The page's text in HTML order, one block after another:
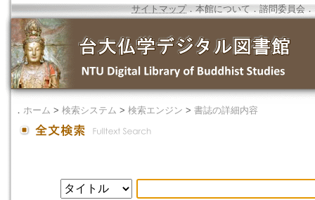
サイトマップ．本館について ． 諮問委員会 ．
． ホーム > 検索システム > 検索エンジン > 書誌の詳細内容